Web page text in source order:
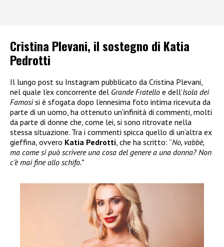
Cristina Plevani, il sostegno di Katia
Pedrotti
Il lungo post su Instagram pubblicato da Cristina Plevani,
nel quale l’ex concorrente del Grande Fratello e dell’Isola dei
Famosisi è sfogata dopo l’ennesima foto intima ricevuta da
parte di un uomo, ha ottenuto un’infinità di commenti, molti
da parte di donne che, come lei, si sono ritrovate nella
stessa situazione. Tra i commenti spicca quello di un’altra ex
gieffina, ovvero Katia Pedrotti, che ha scritto: “No, vabbè,
ma come si può scrivere una cosa del genere a una donna? Non
c’è mai fine allo schifo.”